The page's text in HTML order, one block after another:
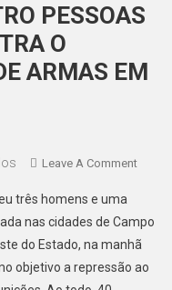
PESSOAS
O
ARMAS EM
Leave A CommentOn
EM
três homens e uma
nas cidades de Campo
do Estado, na manhã
objetivo a repressão ao